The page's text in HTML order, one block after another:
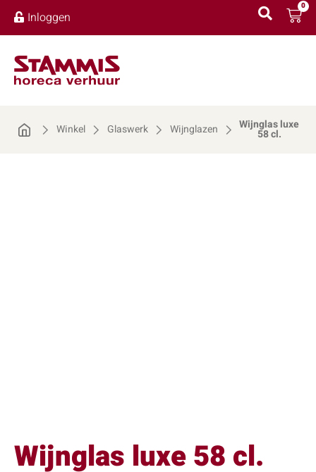
Inloggen
0
Winkel Glaswerk Wijnglazen Wijnglas luxe
58 cl.
Wijnglas luxe 58 cl.